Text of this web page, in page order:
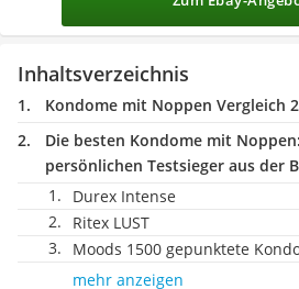
Inhaltsverzeichnis
Kondome mit Noppen Vergleich
Die besten Kondome mit Noppen:
persönlichen Testsieger aus der
Durex Intense
Ritex LUST
Moods 1500 gepunktete
mehr anzeigen